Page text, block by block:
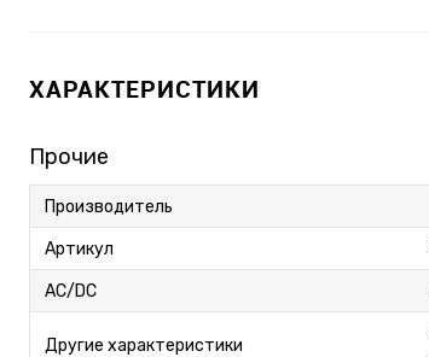
ХАРАКТЕРИСТИКИ
Прочие
Производитель
Артикул
AC/DC
Другие характеристики